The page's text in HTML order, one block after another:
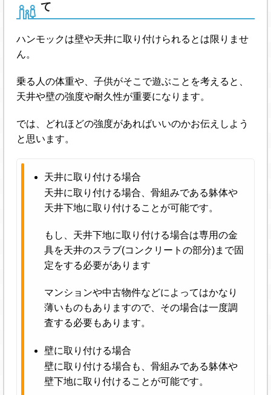
て
ハンモックは壁や天井に取り付けられるとは限りませ
ん。
乗る人の体重や、子供がそこで遊ぶことを考えると、
天井や壁の強度や耐久性が重要になります。
では、どれほどの強度があればいいのかお伝えしよう
と思います。
天井に取り付ける場合
天井に取り付ける場合、骨組みである躰体や
天井下地に取り付けることが可能です。
もし、天井下地に取り付ける場合は専用の金
具を天井のスラブ(コンクリートの部分)まで固
定をする必要があります
マンションや中古物件などによってはかなり
薄いものもありますので、その場合は一度調
査する必要もあります。
壁に取り付ける場合
壁に取り付ける場合も、骨組みである躰体や
壁下地に取り付けることが可能です。